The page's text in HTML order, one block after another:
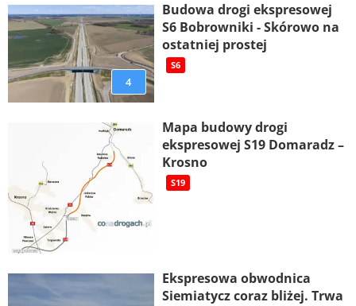
4
Budowa drogi ekspresowej
S6 Bobrowniki - Skórowo na
ostatniej prostej
S6
Mapa budowy drogi
ekspresowej S19 Domaradz –
Krosno
S19
Ekspresowa obwodnica
Siemiatycz coraz bliżej. Trwa